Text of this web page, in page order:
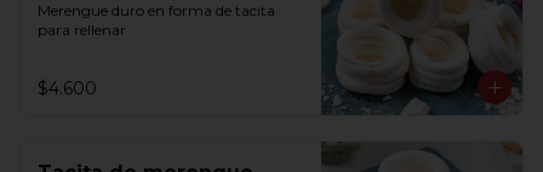
Merengue duro en forma de tacita
para rellenar
$4.600